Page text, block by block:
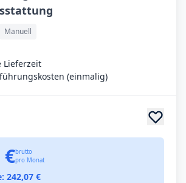
Manuell
Lieferzeit
(einmalig)
€brutto
pro Monat
242,07 €